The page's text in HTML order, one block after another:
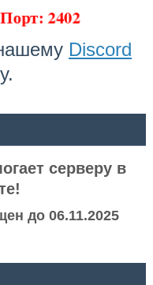
2402
Discord
серверу в
до 06.11.2025